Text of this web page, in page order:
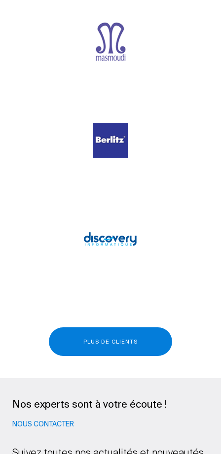
PLUS DE CLIENTS
Nos experts sont à votre écoute !
NOUS CONTACTER